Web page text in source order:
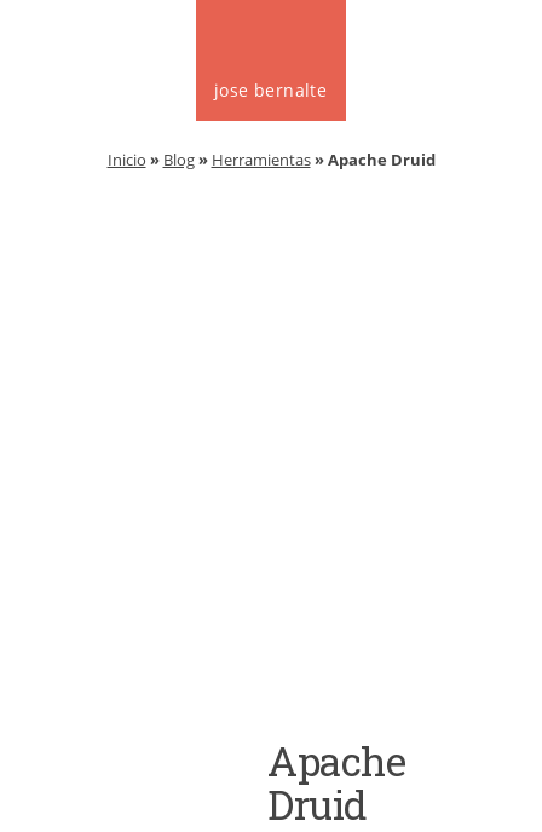
jose bernalte
Inicio » Blog» Herramientas» Apache Druid
Apache
Druid